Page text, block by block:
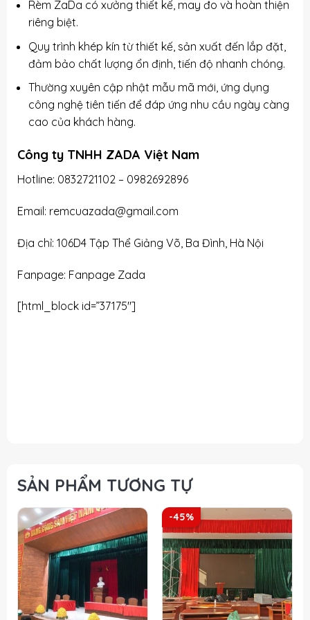
Rèm ZaDa có xưởng thiết kế, may đo và hoàn thiện
riêng biệt.
Quy trình khép kín từ thiết kế, sản xuất đến lắp đặt,
đảm bảo chất lượng ổn định, tiến độ nhanh chóng.
Thường xuyên cập nhật mẫu mã mới, ứng dụng
công nghệ tiên tiến để đáp ứng nhu cầu ngày càng
cao của khách hàng.
Công ty TNHH ZADA Việt Nam
Hotline: 0832721102– 0982692896
Email: remcuazada@gmail.com
Địa chỉ: 106D4 Tập Thể Giảng Võ, Ba Đình, Hà Nội
Fanpage: Fanpage Zada
[html_block id=”37175″]
SẢN PHẨM TƯƠNG TỰ
-45%